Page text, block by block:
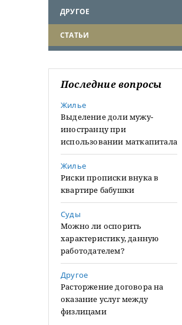
ДРУГОЕ
СТАТЬИ
Последние вопросы
Жилье
Выделение доли мужу-
иностранцу при
использовании маткапитала
Жилье
Риски прописки внука в
квартире бабушки
Суды
Можно ли оспорить
характеристику, данную
работодателем?
Другое
Расторжение договора на
оказание услуг между
физлицами